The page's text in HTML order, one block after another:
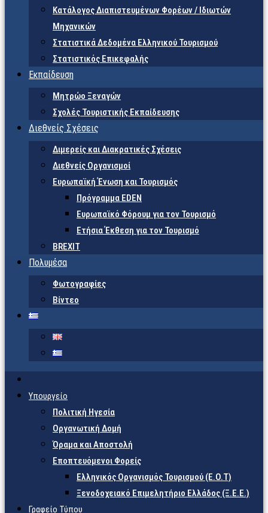
Κατάλογος Διαπιστευμένων Φορέων / Ιδιωτών
Μηχανικών
Στατιστικά Δεδομένα Ελληνικού Τουρισμού
Στατιστικός Επικεφαλής
Εκπαίδευση
Μητρώο Ξεναγών
Σχολές Τουριστικής Εκπαίδευσης
Διεθνείς Σχέσεις
Διμερείς και Διακρατικές Σχέσεις
Διεθνείς Οργανισμοί
Ευρωπαϊκή Ένωση και Τουρισμός
Πρόγραμμα EDEN
Ευρωπαϊκό Φόρουμ για τον Τουρισμό
Ετήσια Έκθεση για τον Τουρισμό
BREXIT
Πολυμέσα
Φωτογραφίες
Βίντεο
Υπουργείο
Πολιτική Ηγεσία
Οργανωτική Δομή
Όραμα και Αποστολή
Εποπτευόμενοι Φορείς
Eλληνικός Οργανισμός Τουρισμού (Ε.Ο.Τ)
Ξενοδοχειακό Επιμελητήριο Ελλάδος (Ξ.Ε.Ε.)
Γραφείο Τύπου